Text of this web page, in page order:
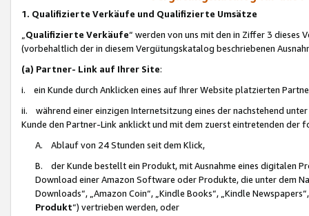
1. Qualifizierte Verkäufe und Qualifizierte Umsätze
Qualifizierte Verkäufe“ werden von uns mit den in Ziffer 3
(vorbehaltlich der in diesem Vergütungskatalog beschriebenen
(a) Partner- Link auf Ihrer Site:
i. ein Kunde durch Anklicken eines auf Ihrer Website platzierten
ii. während einer einzigen Internetsitzung eines der nachstehend
Kunde den Partner-Link anklickt und mit dem zuerst eintretenden der
A. Ablauf von 24 Stunden seit dem Klick,
B. der Kunde bestellt ein Produkt, mit Ausnahme eines digitalen
Download einer Amazon Software oder Produkte, die unter dem
Downloads“, „Amazon Coin“, „Kindle Books“, „Kindle
Produkt“) vertrieben werden, oder